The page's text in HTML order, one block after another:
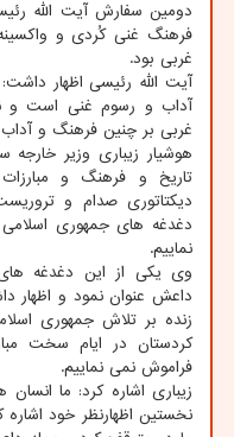
دومین سفارش آیت الله
فرهنگ غنی کُردی و
غربی بود.
آیت الله رئیسی اظهار
آداب و رسوم غنی است و
غربی بر چنین فرهنگ و
هوشیار زیباری وزیر خارجه
تاریخ و فرهنگ و
دیکتاتوری صدام و
دغدغه های جمهوری
نماییم.
وی یکی از این دغدغه
داعش عنوان نمود و اظهار
زنده بر تلاش جمهوری
کردستان در ایام سخت
فراموش نمی نماییم.
زیباری اشاره کرد: ما
نخستین اظهارنظر خود